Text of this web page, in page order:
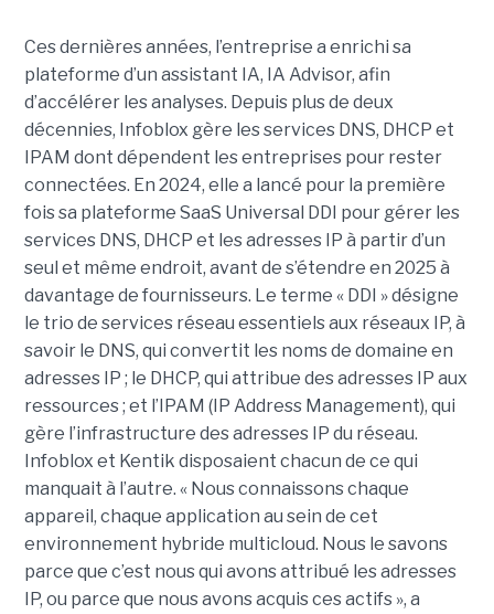
Ces dernières années, l’entreprise a enrichi sa
plateforme d’un assistant IA, IA Advisor, afin
d’accélérer les analyses. Depuis plus de deux
décennies, Infoblox gère les services DNS, DHCP et
IPAM dont dépendent les entreprises pour rester
connectées. En 2024, elle a lancé pour la première
fois sa plateforme SaaS Universal DDI pour gérer les
services DNS, DHCP et les adresses IP à partir d’un
seul et même endroit, avant de s’étendre en 2025 à
davantage de fournisseurs. Le terme « DDI » désigne
le trio de services réseau essentiels aux réseaux IP, à
savoir le DNS, qui convertit les noms de domaine en
adresses IP ; le DHCP, qui attribue des adresses IP aux
ressources ; et l’IPAM (IP Address Management), qui
gère l’infrastructure des adresses IP du réseau.
Infoblox et Kentik disposaient chacun de ce qui
manquait à l’autre. « Nous connaissons chaque
appareil, chaque application au sein de cet
environnement hybride multicloud. Nous le savons
parce que c’est nous qui avons attribué les adresses
IP, ou parce que nous avons acquis ces actifs », a